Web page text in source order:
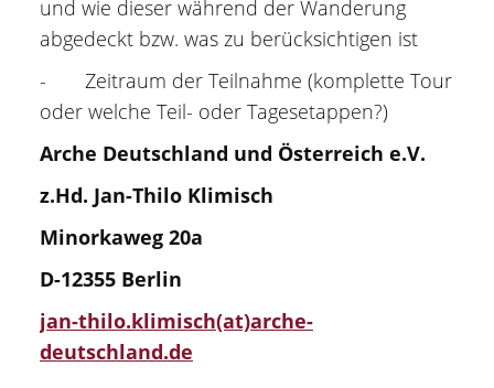
und wie dieser während der Wanderung
abgedeckt bzw. was zu berücksichtigen ist
- Zeitraum der Teilnahme (komplette Tour
oder welche Teil- oder Tagesetappen?)
Arche Deutschland und Österreich e.V.
z.Hd. Jan-Thilo Klimisch
Minorkaweg 20a
D-12355 Berlin
jan-thilo.klimisch(at)arche-
deutschland.de